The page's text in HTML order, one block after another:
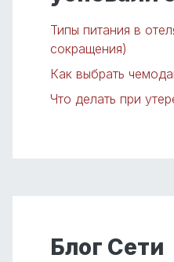
Типы питания в
сокращения)
Как выбрать
Что делать при
Блог Сети